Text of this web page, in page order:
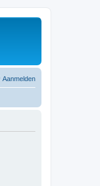
Aanmelden